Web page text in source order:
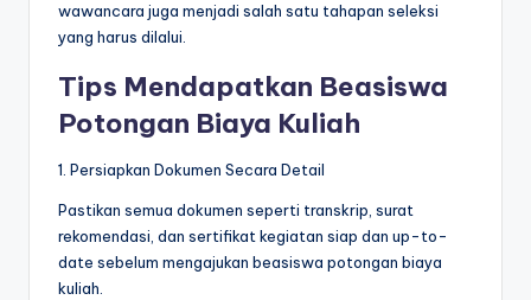
wawancara juga menjadi salah satu tahapan seleksi
yang harus dilalui.
Tips Mendapatkan Beasiswa
Potongan Biaya Kuliah
1. Persiapkan Dokumen Secara Detail
Pastikan semua dokumen seperti transkrip, surat
rekomendasi, dan sertifikat kegiatan siap dan up-to-
date sebelum mengajukan beasiswa potongan biaya
kuliah.